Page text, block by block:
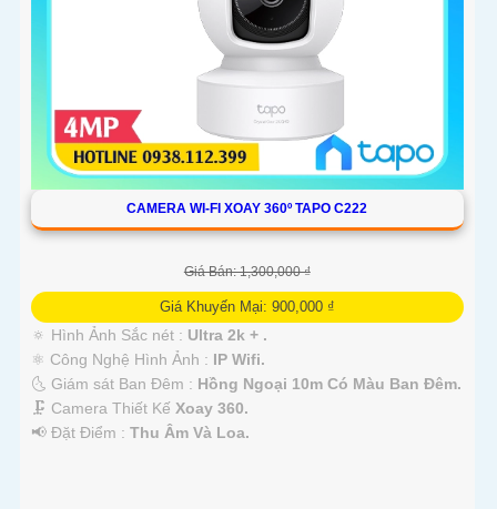
CAMERA WI-FI XOAY 360º TAPO C222
Giá Bán: 1,300,000 ₫
Giá Khuyến Mại: 900,000 ₫
🔅 Hình Ảnh Sắc nét : Ultra 2k + .
⚛️ Công Nghệ Hình Ảnh : IP Wifi.
🌜 Giám sát Ban Đêm : Hồng Ngoại 10m Có Màu Ban Ðêm.
🗜️ Camera Thiết Kế Xoay 360.
️📢 Đặt Điểm : Thu Âm Và Loa.